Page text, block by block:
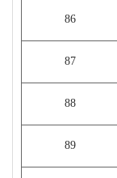
86
87
88
89